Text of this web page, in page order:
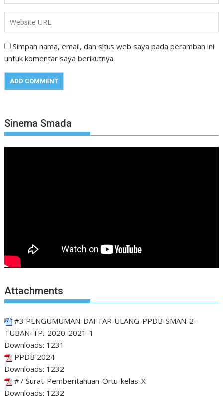
Simpan nama, email, dan situs web saya pada peramban ini
untuk komentar saya berikutnya.
Sinema Smada
Attachments
#3 PENGUMUMAN-DAFTAR-ULANG-PPDB-SMAN-2-
TUBAN-TP.-2020-2021-1
Downloads: 1231
PPDB 2024
Downloads: 1232
#7 Surat-Pemberitahuan-Ortu-kelas-X
Downloads: 1232